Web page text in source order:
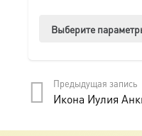
Выберите
Предыдущая запись
Икона Иулия